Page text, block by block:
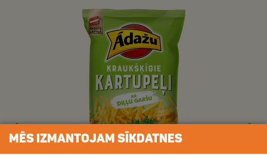
MĒS IZMANTOJAM SĪKDATNES